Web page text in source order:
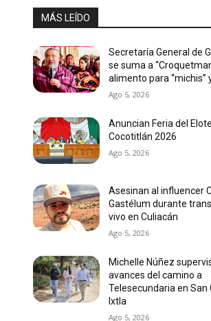
MÁS LEÍDO
Secretaría General de
se suma a
alimento para “michis”
Ago 5, 2026
Anuncian Feria del Elote
Cocotitlán 2026
Ago 5, 2026
Asesinan al influencer
Gastélum durante
vivo en Culiacán
Ago 5, 2026
Michelle Núñez
avances del camino a
Telesecundaria en San
Ixtla
Ago 5, 2026